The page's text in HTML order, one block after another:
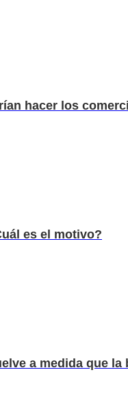
hacer los
es el motivo?
a medida que